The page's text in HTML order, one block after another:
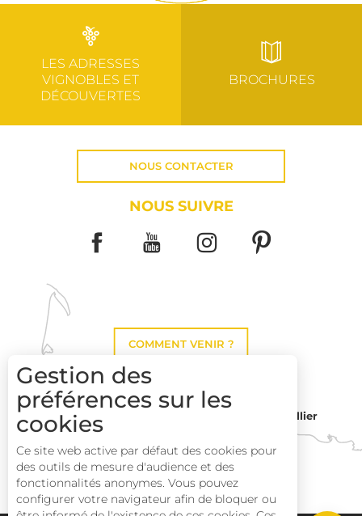
LES ADRESSES
VIGNOBLES ET
DÉCOUVERTES
BROCHURES
NOUS CONTACTER
NOUS SUIVRE
COMMENT VENIR ?
Montpellier
Perpignan
Gestion des
préférences sur les
cookies
Ce site web active par défaut des cookies pour
des outils de mesure d'audience et des
fonctionnalités anonymes. Vous pouvez
configurer votre navigateur afin de bloquer ou